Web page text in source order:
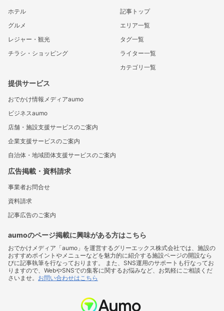
ホテル
グルメ
レジャー・観光
チラシ・ショッピング
記事トップ
エリア一覧
タグ一覧
ライター一覧
カテゴリ一覧
提供サービス
おでかけ情報メディアaumo
ビジネスaumo
店舗・施設支援サービスのご案内
企業支援サービスのご案内
自治体・地域団体支援サービスのご案内
広告掲載・資料請求
事業者お問合せ
資料請求
記事広告のご案内
aumoのページ掲載に興味がある方はこちら
おでかけメディア「aumo」を運営するグリーエックス株式会社では、施設の
おすすめポイントやメニューなどを魅力的に紹介する施設ページの開設なら
びに記事執筆を行なっております。 また、SNS運用のサポートも行なってお
りますので、WebやSNSでの集客に関するお悩みなど、お気軽にご相談くだ
さいませ。 お問い合わせはこちら